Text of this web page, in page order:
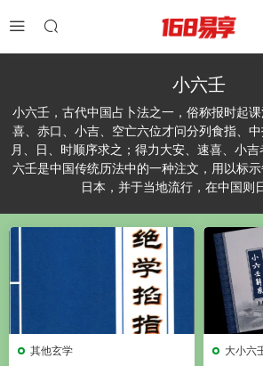
小六壬
小六壬，古代中国占卜法之一，俗称报时起
喜、赤口、小吉、空亡六位才问分列食指、
月、日、时顺序求之；得力大安、速喜、小
六壬是中国传统历法中的一种注文，用以标
日本，并于当地流行，在中国则
其他玄学
大小六